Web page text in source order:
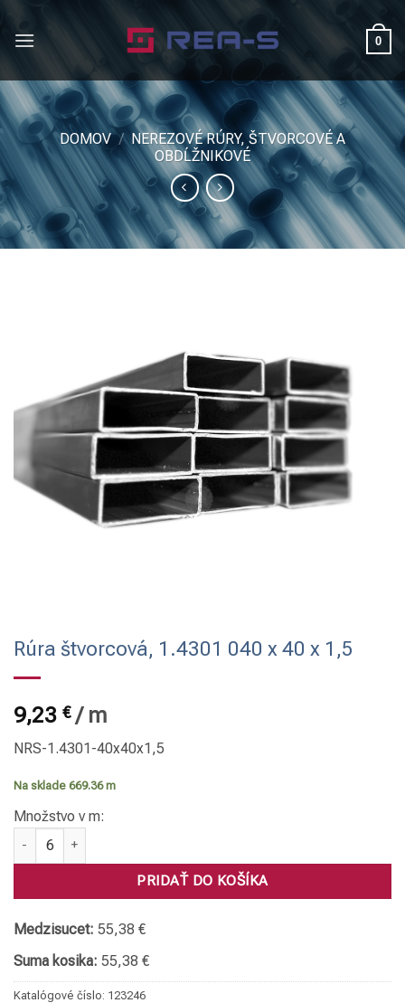
0
DOMOV / NEREZOVÉ RÚRY, ŠTVORCOVÉ A
OBDĹŽNIKOVÉ
Rúra štvorcová, 1.4301 040 x 40 x 1,5
9,23 €/ m
NRS-1.4301-40x40x1,5
Na sklade 669.36 m
Množstvo v m:
množstvo Rúra štvorcová, 1.4301 040 x 40 x 1,5
PRIDAŤ DO KOŠÍKA
Medzisucet: 55,38 €
Suma kosika: 55,38 €
Katalógové číslo: 123246